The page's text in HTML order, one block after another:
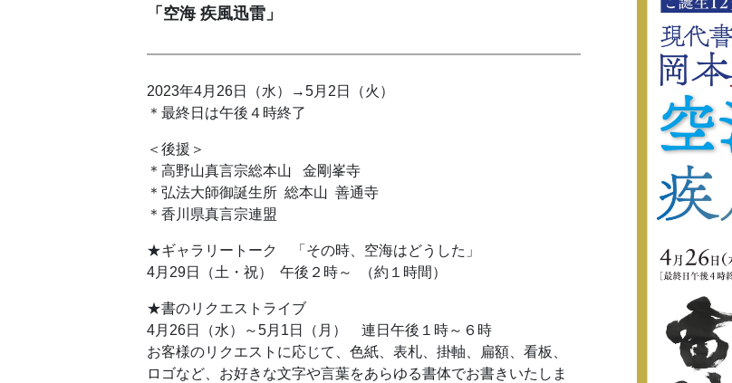
「空海 疾風迅雷」
2023年4月26日（水）→5月2日（火）
＊最終日は午後４時終了
＜後援＞
＊高野山真言宗総本山 金剛峯寺
＊弘法大師御誕生所 総本山 善通寺
＊香川県真言宗連盟
★ギャラリートーク 「その時、空海はどうした」
4月29日（土・祝） 午後２時～ （約１時間）
★書のリクエストライブ
4月26日（水）～5月1日（月） 連日午後１時～６時
お客様のリクエストに応じて、色紙、表札、掛軸、扁額、看板、
ロゴなど、お好きな文字や言葉をあらゆる書体でお書きいたしま